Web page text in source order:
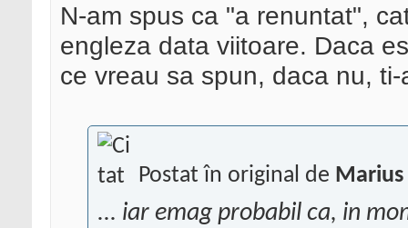
N-am spus ca "a renuntat",
engleza data viitoare. Daca
ce vreau sa spun, daca nu,
Postat în original de Marius
... iar emag probabil ca, in